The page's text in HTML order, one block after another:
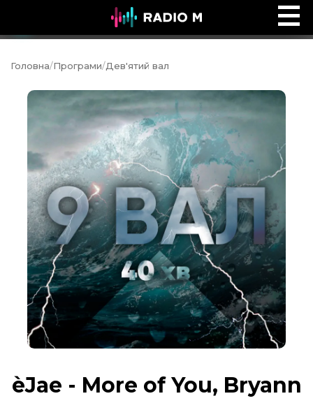
Ефір Radio M
Головна/Програми/Дев'ятий вал
èJae - More of You, Bryann